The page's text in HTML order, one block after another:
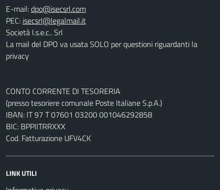
E-mail:
PEC:
Società I.s.e.c.. Srl
La mail del DPO va usata SOLO per questioni riguardanti la
privacy
CONTO CORRENTE DI TESORERIA
(presso tesoriere comunale Poste Italiane S.p.A.)
IBAN: IT 97 T 07601 03200 001046292858
BIC: BPPIITRRXXX
Cod. Fatturazione UFV4CK
LINK UTILI